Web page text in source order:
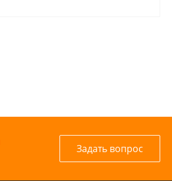
Задать вопрос